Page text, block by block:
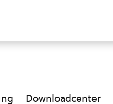
Downloadcenter